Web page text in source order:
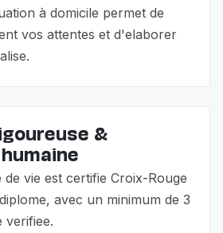
à domicile permet de
vos attentes et d'elaborer
&
de vie est certifie Croix-Rouge
avec un minimum de 3
verifiee.